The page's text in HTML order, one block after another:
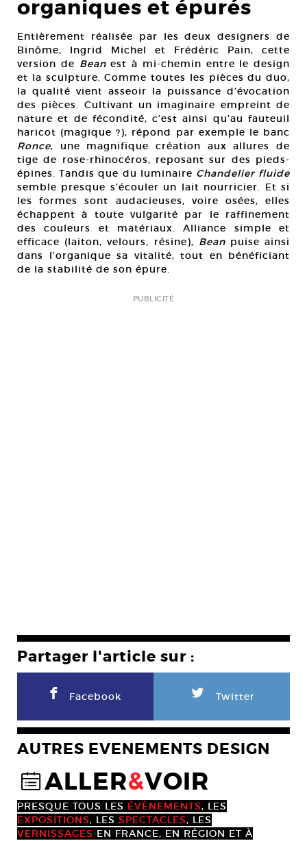
organiques et épurés
Entièrement réalisée par les deux designers de
Binôme, Ingrid Michel et Frédéric Pain, cette
version de Beanest à mi-chemin entre le design
et la sculpture. Comme toutes les pièces du duo,
la qualité vient asseoir la puissance d’évocation
des pièces. Cultivant un imaginaire empreint de
nature et de fécondité, c’est ainsi qu’au fauteuil
haricot (magique ?), répond par exemple le banc
Ronce, une magnifique création aux allures de
tige de rose-rhinocéros, reposant sur des pieds-
épines. Tandis que du luminaire Chandelier fluide
semble presque s’écouler un lait nourricier. Et si
les formes sont audacieuses, voire osées, elles
échappent à toute vulgarité par le raffinement
des couleurs et matériaux. Alliance simple et
efficace (laiton, velours, résine), Beanpuise ainsi
dans l’organique sa vitalité, tout en bénéficiant
de la stabilité de son épure.
PUBLICITÉ
Partager l'article sur :
F Facebook L Twitter
AUTRES EVENEMENTS DESIGN
@ALLER&VOIR
PRESQUE TOUS LES ÉVÈNEMENTS, LES
EXPOSITIONS, LES SPECTACLES, LES
VERNISSAGES EN FRANCE, EN RÉGION ET À